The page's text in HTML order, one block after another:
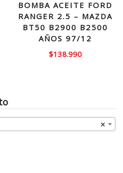
BOMBA ACEITE FORD
RANGER 2.5 – MAZDA
BT50 B2900 B2500
AÑOS 97/12
$138.990
×